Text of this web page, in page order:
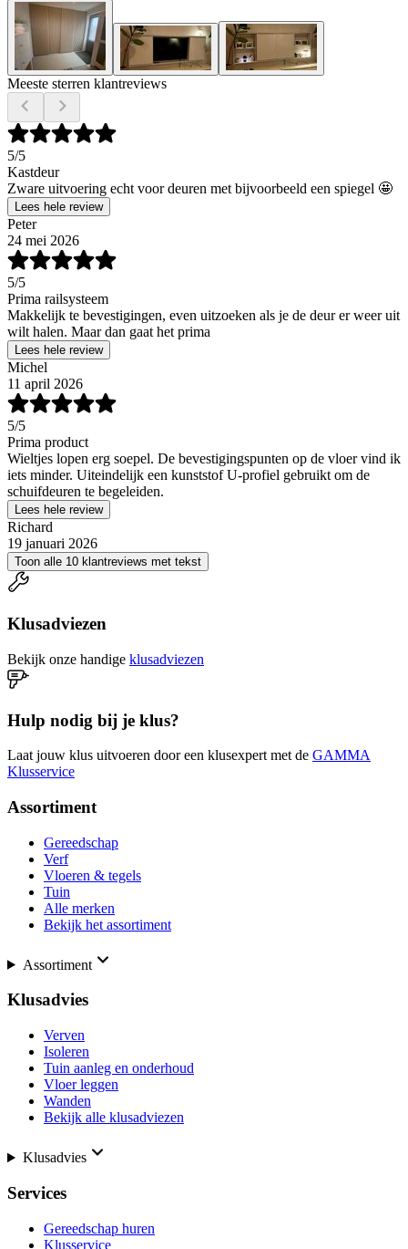
Meeste sterren klantreviews
5/5
Kastdeur
Zware uitvoering echt voor deuren met bijvoorbeeld een spiegel 🤩
Lees hele review
Peter
24 mei 2026
5/5
Prima railsysteem
Makkelijk te bevestigingen, even uitzoeken als je de deur er weer uit
wilt halen. Maar dan gaat het prima
Lees hele review
Michel
11 april 2026
5/5
Prima product
Wieltjes lopen erg soepel. De bevestigingspunten op de vloer vind ik
iets minder. Uiteindelijk een kunststof U-profiel gebruikt om de
schuifdeuren te begeleiden.
Lees hele review
Richard
19 januari 2026
Toon alle 10 klantreviews met tekst
Klusadviezen
Bekijk onze handige klusadviezen
Hulp nodig bij je klus?
Laat jouw klus uitvoeren door een klusexpert met de GAMMA
Klusservice
Assortiment
Gereedschap
Verf
Vloeren & tegels
Tuin
Alle merken
Bekijk het assortiment
Assortiment
Klusadvies
Verven
Isoleren
Tuin aanleg en onderhoud
Vloer leggen
Wanden
Bekijk alle klusadviezen
Klusadvies
Services
Gereedschap huren
Klusservice